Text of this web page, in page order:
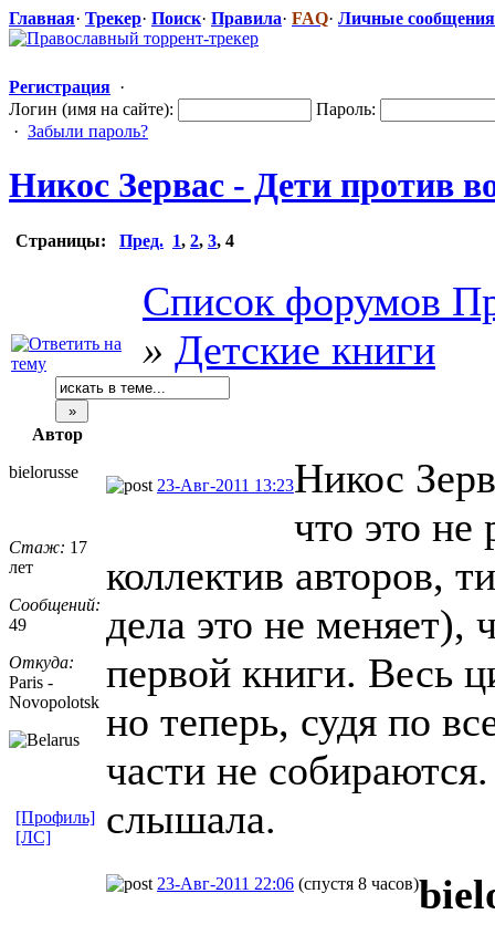
Главная· Трекер· Поиск· Правила· FAQ· Личные сообщения
Регистрация ·
Логин (имя на сайте):
Пароль:
· Забыли пароль?
Никос Зервас - Дети против
Страницы: Пред. 1, 2, 3, 4
Список форумов
» Детские книги
Автор
bielorusse
Стаж: 17
лет
Сообщений:
49
Откуда:
Paris -
Novopolotsk
23-Авг-2011 13:23Никос
что это не
коллектив авторов,
дела это не меняет),
первой книги. Весь
но теперь, судя по
части не
слышала.
[Профиль]
[ЛС]
23-Авг-2011 22:06 (спустя 8 часов)